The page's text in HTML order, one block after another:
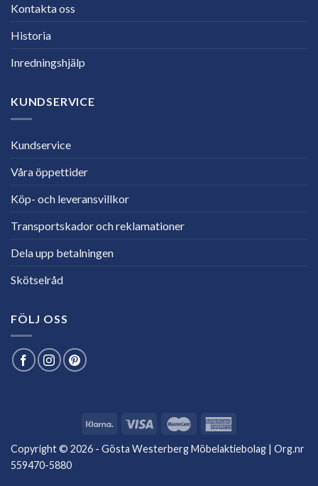
Kontakta oss
Historia
Inredningshjälp
KUNDSERVICE
Kundservice
Våra öppettider
Köp- och leveransvillkor
Transportskador och reklamationer
Dela upp betalningen
Skötselråd
FÖLJ OSS
Copyright © 2026 - Gösta Westerberg Möbelaktiebolag | Org.nr
559470-5880